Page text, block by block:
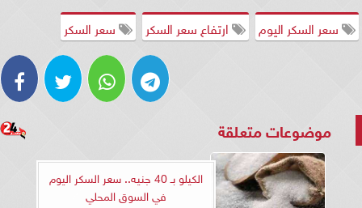
سعر السكر اليوم
ارتفاع سعر السكر سعر السكر
موضوعات متعلقة
الكيلو بـ 40 جنيه.. سعر السكر اليوم
في السوق المحلي